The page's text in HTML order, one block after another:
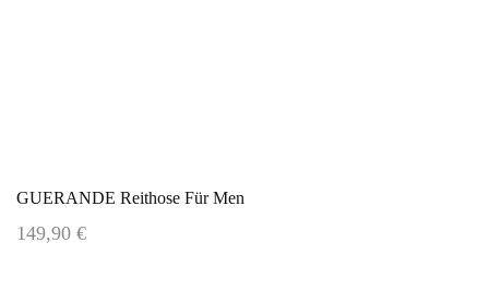
GUERANDE Reithose Für Men
149,90 €